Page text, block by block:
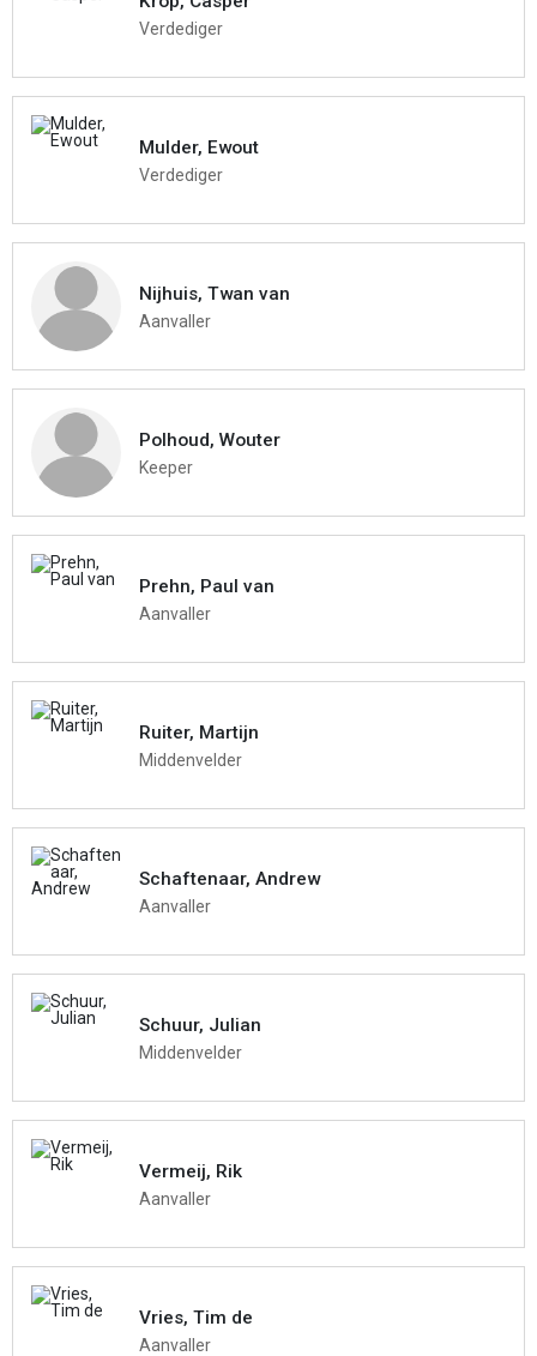
Verdediger
Mulder, Ewout
Verdediger
Nijhuis, Twan van
Aanvaller
Polhoud, Wouter
Keeper
Prehn, Paul van
Aanvaller
Ruiter, Martijn
Middenvelder
Schaftenaar, Andrew
Aanvaller
Schuur, Julian
Middenvelder
Vermeij, Rik
Aanvaller
Vries, Tim de
Aanvaller